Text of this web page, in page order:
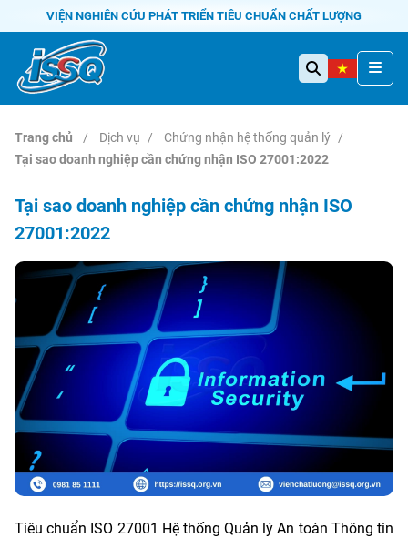
VIỆN NGHIÊN CỨU PHÁT TRIỂN TIÊU CHUẨN CHẤT LƯỢNG
Trang chủ Dịch vụ
Chứng nhận hệ thống quản lý
Tại sao doanh nghiệp cần chứng nhận ISO 27001:2022
Tại sao doanh nghiệp cần chứng nhận ISO
27001:2022
Tiêu chuẩn ISO 27001 Hệ thống Quản lý An toàn Thông tin